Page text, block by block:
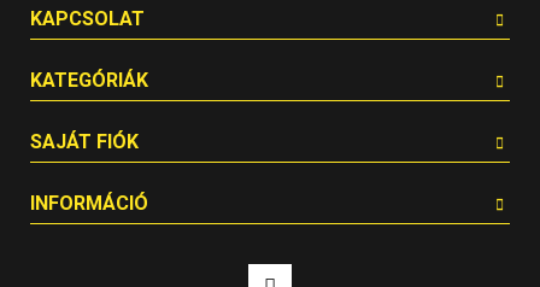
KAPCSOLAT
KATEGÓRIÁK
SAJÁT FIÓK
INFORMÁCIÓ